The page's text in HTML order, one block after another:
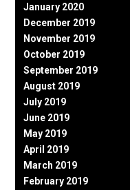
January 2020
December 2019
November 2019
October 2019
September 2019
August 2019
July 2019
June 2019
May 2019
April 2019
March 2019
February 2019